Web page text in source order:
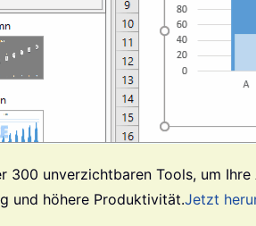
300 unverzichtbaren Tools, um
und höhere Produktivität.Jetzt